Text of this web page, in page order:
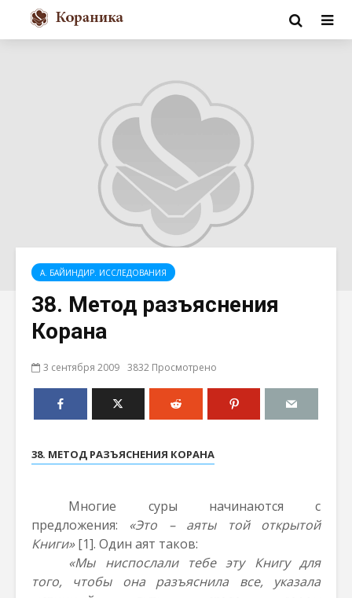
А. БАЙИНДИР. ИССЛЕДОВАНИЯ
38. Метод разъяснения
Корана
3 сентября 2009 3832 Просмотрено
38. МЕТОД РАЗЪЯСНЕНИЯ КОРАНА
Многие суры начинаются с
предложения: «Это – аяты той открытой
Книги»[1]. Один аят таков:
«Мы ниспослали тебе эту Книгу для
того, чтобы она разъяснила все, указала